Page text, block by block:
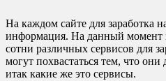
На каждом сайте для заработка
информация. На данный момент
сотни различных сервисов для
могут похвастаться тем, что
итак какие же это сервисы.